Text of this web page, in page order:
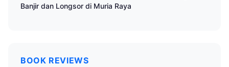
Banjir dan Longsor di Muria Raya
BOOK REVIEWS